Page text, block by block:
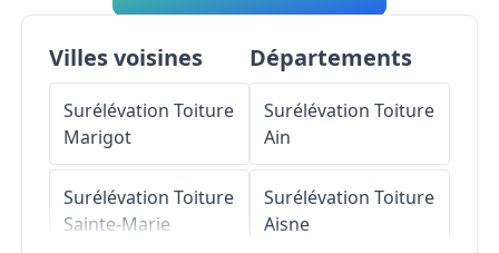
Villes voisines
Surélévation Toiture
Marigot
Surélévation Toiture
Sainte-Marie
Départements
Surélévation Toiture
Ain
Surélévation Toiture
Aisne